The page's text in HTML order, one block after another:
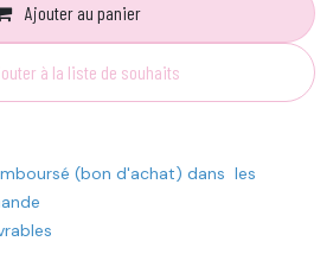
Ajouter au panier
à la liste de souhaits
(bon d'achat) dans les